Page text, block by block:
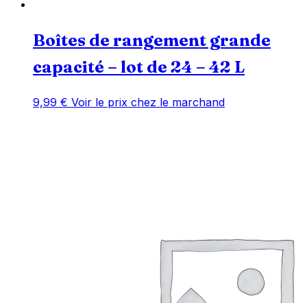
Boîtes de rangement grande
capacité – lot de 24 – 42 L
9,99 € Voir le prix chez le marchand